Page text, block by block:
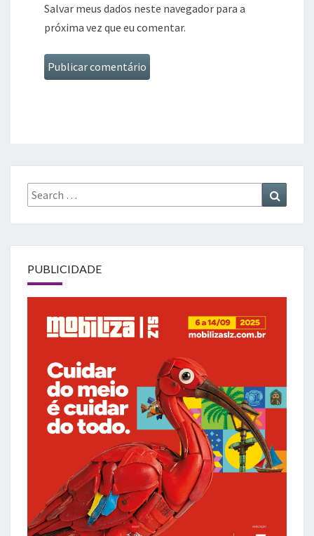
Salvar meus dados neste navegador para a
próxima vez que eu comentar.
Search
for:
PUBLICIDADE